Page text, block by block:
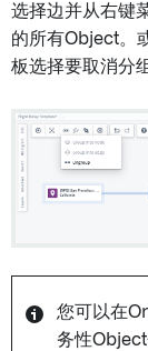
选择边并从右键
的所有Object。
板选择要取消分
您可以在
务性Object